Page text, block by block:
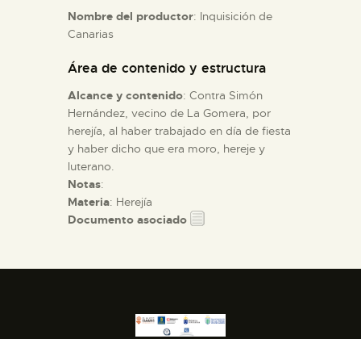
ESPAÑOL
Nombre del productor: Inquisición de
Canarias
Área de contenido y estructura
Alcance y contenido: Contra Simón
Hernández, vecino de La Gomera, por
herejía, al haber trabajado en día de fiesta
y haber dicho que era moro, hereje y
luterano.
Notas:
Materia: Herejía
Documento asociado